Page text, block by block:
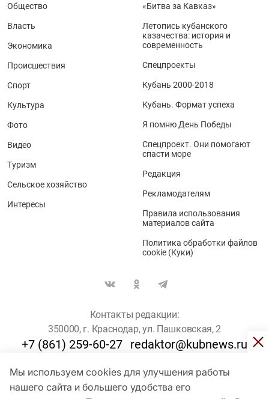
Мы используем cookies для улучшения работы
нашего сайта и большего удобства его
Общество
Власть
Экономика
Происшествия
Спорт
Культура
Фото
Видео
Туризм
Сельское хозяйство
Интересы
«Битва за Кавказ»
Летопись кубанского
казачества: история и
современность
Спецпроекты
Кубань 2000-2018
Кубань. Формат успеха
Я помню День Победы
Спецпроект. Они помогают
спасти море
Редакция
Рекламодателям
Правила использования
материалов сайта
Политика обработки файлов
cookie (Куки)
Контакты редакции:
350000, г. Краснодар, ул. Пашковская, 2
+7 (861) 259-60-27 redaktor@kubnews.ru
Для пользователей старше 16 лет